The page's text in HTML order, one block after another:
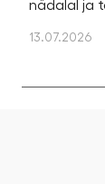
nädalal ja
13.07.2026